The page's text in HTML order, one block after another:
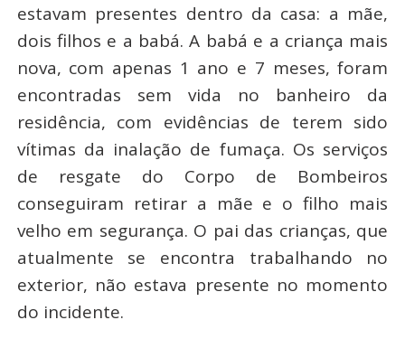
estavam presentes dentro da casa: a mãe,
dois filhos e a babá. A babá e a criança mais
nova, com apenas 1 ano e 7 meses, foram
encontradas sem vida no banheiro da
residência, com evidências de terem sido
vítimas da inalação de fumaça. Os serviços
de resgate do Corpo de Bombeiros
conseguiram retirar a mãe e o filho mais
velho em segurança. O pai das crianças, que
atualmente se encontra trabalhando no
exterior, não estava presente no momento
do incidente.